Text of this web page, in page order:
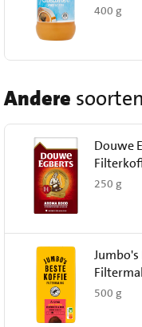
400 g
Andere soorten
Douwe
250 g
Jumbo's
500 g